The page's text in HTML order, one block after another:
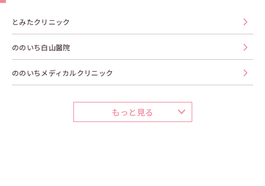
とみたクリニック
ののいち白山醫院
ののいちメディカルクリニック
もっと見る